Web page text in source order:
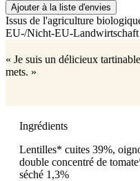
Ajouter à la liste d'envies
Issus de l'agriculture
EU-/Nicht-EU-Landwirtschaft
« Je suis un délicieux
mets. »
Ingrédients
Lentilles* cuites 39%,
double concentré de
séché 1,3%